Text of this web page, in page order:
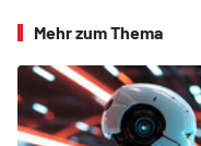
Mehr zum Thema